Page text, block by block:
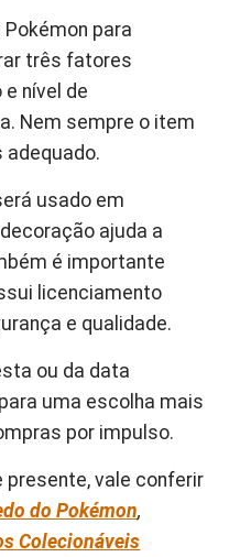
para
três fatores
nível de
Nem sempre o item
adequado.
usado em
ajuda a
é importante
licenciamento
e qualidade.
ou da data
uma escolha mais
por impulso.
presente, vale conferir
do Pokémon,
Colecionáveis